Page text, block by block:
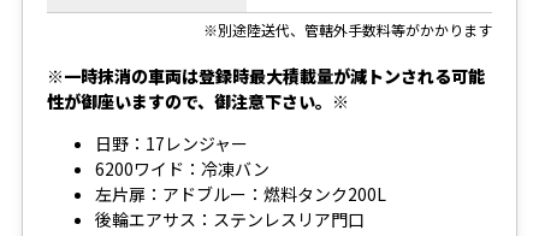
※別途陸送代、管轄外手数料等がかかります
※一時抹消の車両は登録時最大積載量が減トンされる可能
性が御座いますので、御注意下さい。※
日野：17レンジャー
6200ワイド：冷凍バン
左片扉：アドブルー：燃料タンク200L
後輪エアサス：ステンレスリア門口